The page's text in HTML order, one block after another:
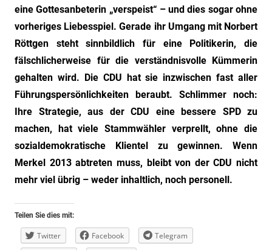
eine Gottesanbeterin „verspeist“ – und dies sogar ohne
vorheriges Liebesspiel. Gerade ihr Umgang mit Norbert
Röttgen steht sinnbildlich für eine Politikerin, die
fälschlicherweise für die verständnisvolle Kümmerin
gehalten wird. Die CDU hat sie inzwischen fast aller
Führungspersönlichkeiten beraubt. Schlimmer noch:
Ihre Strategie, aus der CDU eine bessere SPD zu
machen, hat viele Stammwähler verprellt, ohne die
sozialdemokratische Klientel zu gewinnen. Wenn
Merkel 2013 abtreten muss, bleibt von der CDU nicht
mehr viel übrig – weder inhaltlich, noch personell.
Teilen Sie dies mit:
Twitter Facebook
Telegram